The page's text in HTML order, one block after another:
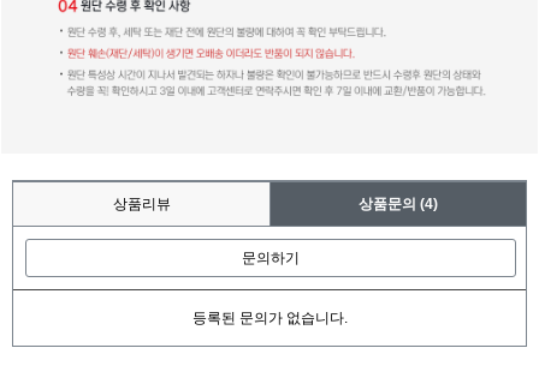
상품리뷰 상품문의 (4)
문의하기
등록된 문의가 없습니다.